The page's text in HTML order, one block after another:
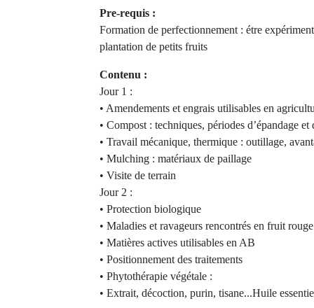
Pre-requis :
Formation de perfectionnement : étre
plantation de petits fruits
Contenu :
Jour 1 :
• Amendements et engrais utilisables en
• Compost : techniques, périodes d’épandage et
• Travail mécanique, thermique : outillage,
• Mulching : matériaux de paillage
• Visite de terrain
Jour 2 :
• Protection biologique
• Maladies et ravageurs rencontrés en fruit rouge
• Matières actives utilisables en AB
• Positionnement des traitements
• Phytothérapie végétale :
• Extrait, décoction, purin, tisane...Huile